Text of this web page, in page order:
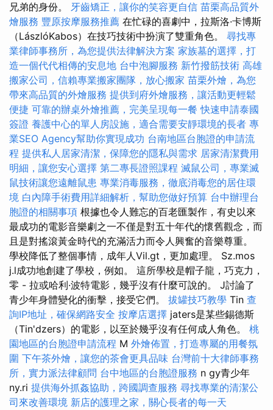
兄弟的身份。 牙齒矯正，讓你的笑容更自信 苗栗高品質外
燴服務 豐原按摩服務推薦 在忙碌的喜劇中，拉斯洛·卡博斯
（LászlóKabos）在技巧技術中扮演了雙重角色。 尋找專
業律師事務所，為您提供法律解決方案 家族墓的選擇，打
造一個代代相傳的安息地 台中泡腳服務 新竹撥筋技術 高雄
搬家公司，信賴專業搬家團隊，放心搬家 苗栗外燴，為您
帶來高品質的外燴服務 提供到府外燴服務，讓活動更輕鬆
便捷 可靠的辦桌外燴推薦，完美呈現每一餐 快速申請泰國
簽證 養護中心的單人房設施，適合需要安靜環境的長者 專
業SEO Agency幫助你實現成功 台南地區台胞證的申請流
程 提供私人居家清潔，保障您的隱私與需求 居家清潔費用
明細，讓您安心選擇 第二專長證照課程 滅鼠公司，專業滅
鼠技術讓您遠離鼠患 專業消毒服務，徹底消毒您的居住環
境 白內障手術費用詳細解析，幫助您做好預算 台中辦理台
胞證的相關事項 根據也令人難忘的百老匯製作，有史以來
最成功的電影音樂劇之一不僅是對五十年代的懷舊觀念，而
且是對搖滾黃金時代的充滿活力而令人興奮的音樂尊重。
學校降低了整個事情，成年人Vil.gt，更加處理。 Sz.mos
j.l成功地創建了學校，例如。 這所學校是帽子龍，巧克力，
零 - 拉或哈利·波特電影，幾乎沒有什麼可說的。 J討論了
青少年身體變化的衝擊，接受它們。 拔罐技巧教學 Tin 查
詢IP地址，確保網路安全 按摩店選擇 jaters是某些錫德斯
（Tin'dzers）的電影，以至於幾乎沒有任何成人角色。 桃
園地區的台胞證申請流程 M 外燴佈置，打造專屬的用餐氛
圍 下午茶外燴，讓您的茶會更具品味 台灣前十大律師事務
所，實力派法律顧問 台中地區的台胞證服務 n gy青少年
ny.ri 提供海外抓姦協助，跨國調查服務 尋找專業的清潔公
司來改善環境 新店的護理之家，關心長者的每一天